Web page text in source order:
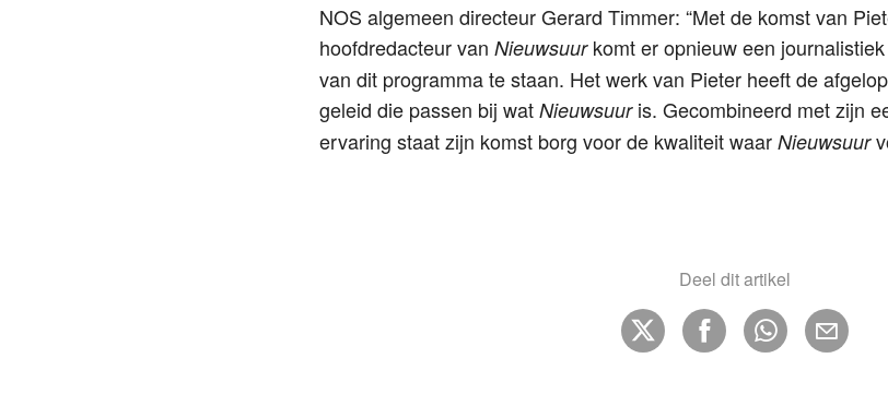
NOS algemeen directeur Gerard Timmer: “Met de komst van
hoofdredacteur van Nieuwsuurkomt er opnieuw een
van dit programma te staan. Het werk van Pieter heeft de
geleid die passen bij wat Nieuwsuuris. Gecombineerd met zijn
ervaring staat zijn komst borg voor de kwaliteit waar Nieuwsuur
Deel dit artikel